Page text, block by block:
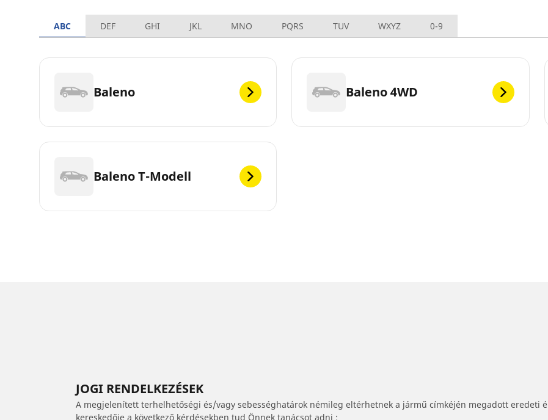
ABC DEF GHI JKL MNO PQRS TUV WXYZ 0-9
Baleno Baleno 4WD
Baleno T-Modell
JOGI RENDELKEZÉSEK
A megjelenített terhelhetőségi és/vagy sebességhatárok némileg eltérhetnek a jármű címkéjén megadott eredeti
kereskedője a következő kérdésekben tud Önnek tanácsot adni :